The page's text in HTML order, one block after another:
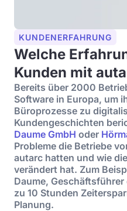
KUNDENERFAHRUNG
Welche
Kunden mit
Bereits über 2000
Software in Europa, um
Büroprozesse zu
Kundengeschichten
Daume GmbH oder
Probleme die Betriebe
autarc hatten und wie
verändert hat. Zum
Daume,
zu 10 Stunden
Planung.